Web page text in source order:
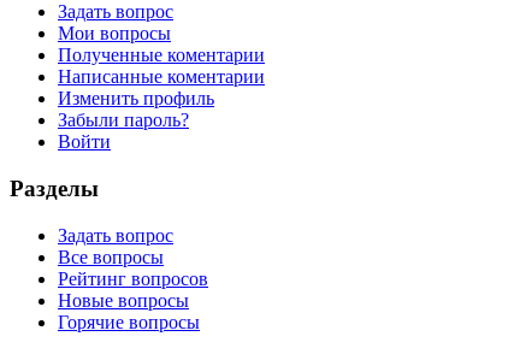
Задать вопрос
Мои вопросы
Полученные коментарии
Написанные коментарии
Изменить профиль
Забыли пароль?
Войти
Разделы
Задать вопрос
Все вопросы
Рейтинг вопросов
Новые вопросы
Горячие вопросы